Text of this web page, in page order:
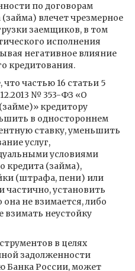
по договорам
влечет чрезмерное
заемщиков, в том
исполнения
негативное влияние
кредитования.
частью 16 статьи 5
№ 353-ФЗ «О
кредитору
в одностороннем
ставку, уменьшить
услуг,
условиями
кредита (займа),
(штрафа, пени) или
частично, установить
не взимается, либо
взимать неустойку
в целях
задолженности
Банка России, может